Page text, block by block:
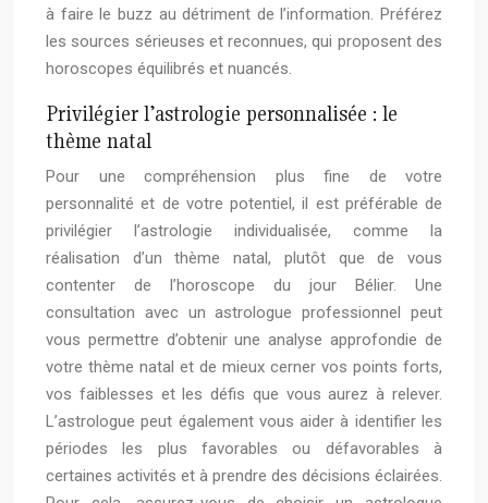
à faire le buzz au détriment de l’information. Préférez
les sources sérieuses et reconnues, qui proposent des
horoscopes équilibrés et nuancés.
Privilégier l’astrologie personnalisée : le
thème natal
Pour une compréhension plus fine de votre
personnalité et de votre potentiel, il est préférable de
privilégier l’astrologie individualisée, comme la
réalisation d’un thème natal, plutôt que de vous
contenter de l’horoscope du jour Bélier. Une
consultation avec un astrologue professionnel peut
vous permettre d’obtenir une analyse approfondie de
votre thème natal et de mieux cerner vos points forts,
vos faiblesses et les défis que vous aurez à relever.
L’astrologue peut également vous aider à identifier les
périodes les plus favorables ou défavorables à
certaines activités et à prendre des décisions éclairées.